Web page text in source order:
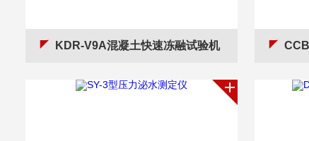
KDR-V9A混凝土快速冻融试验机